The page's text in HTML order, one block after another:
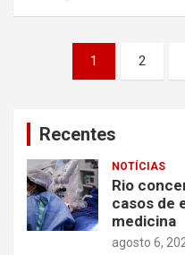
Paginação
1 2
Recentes
NOTÍCIAS
Rio
casos de
medicina
agosto 6,